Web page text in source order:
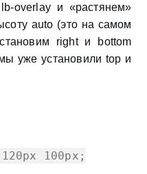
lb-overlay и «растянем»
auto (это на самом
right и bottom
уже установилиtop и
100px;